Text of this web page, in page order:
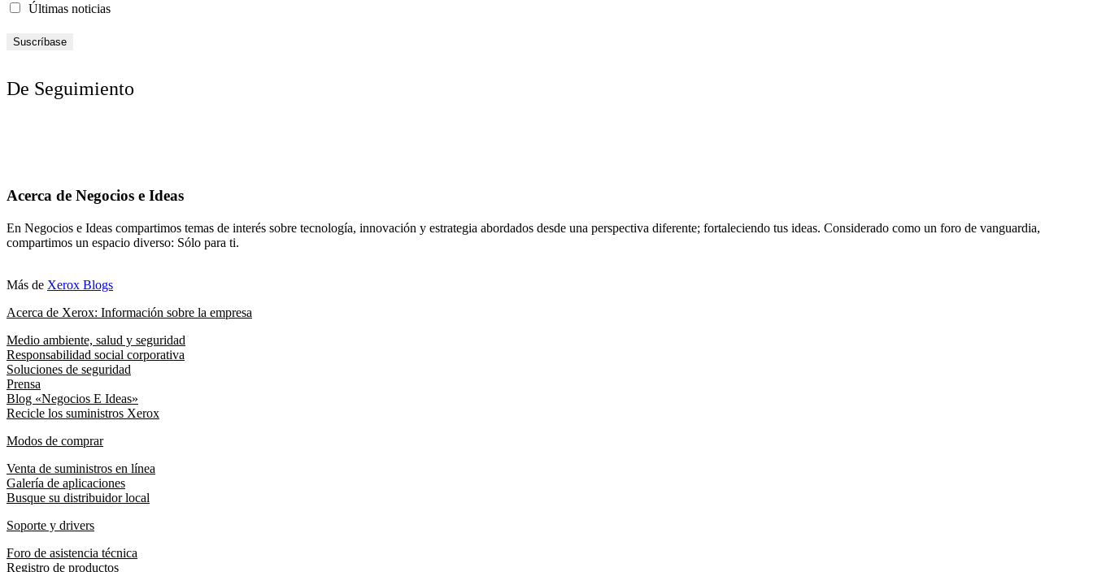
Últimas noticias
De Seguimiento
Acerca de Negocios e Ideas
En Negocios e Ideas compartimos temas de interés sobre tecnología, innovación y estrategia abordados desde una perspectiva diferente; fortaleciendo tus ideas. Considerado como un foro de vanguardia,
compartimos un espacio diverso: Sólo para ti.
Más de Xerox Blogs
Acerca de Xerox: Información sobre la empresa
Medio ambiente, salud y seguridad
Responsabilidad social corporativa
Soluciones de seguridad
Prensa
Blog «Negocios E Ideas»
Recicle los suministros Xerox
Modos de comprar
Venta de suministros en línea
Galería de aplicaciones
Busque su distribuidor local
Soporte y drivers
Foro de asistencia técnica
Registro de productos